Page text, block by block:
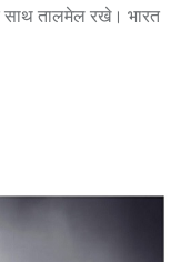
साथ तालमेल रखे। भारत